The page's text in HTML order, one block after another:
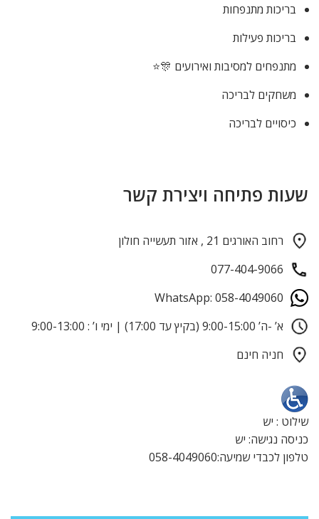
בריכות מתנפחות
בריכות פעילות
מתנפחים למסיבות ואירועים 🎊⭐
משחקים לבריכה
כיסויים לבריכה
שעות פתיחה ויצירת קשר
רחוב האורגים 21 , אזור תעשייה חולון
077-404-9066
WhatsApp: 058-4049060
א’ -ה’ 9:00-15:00 (בקיץ עד 17:00) | ימי ו’ : 9:00-13:00
חניה חינם
שילוט : יש
כניסה נגישה: יש
טלפון לכבדי שמיעה:058-4049060